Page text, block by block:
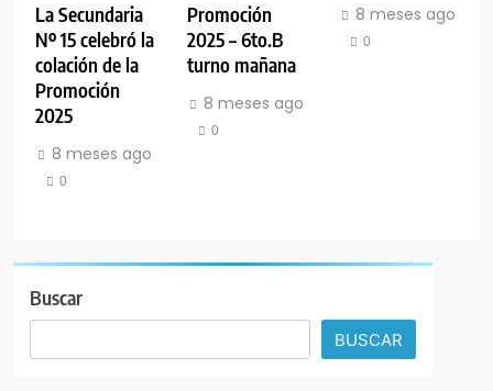
La Secundaria
Nº 15 celebró la
colación de la
Promoción
2025
8 meses ago
0
Promoción
2025 – 6to.B
turno mañana
8 meses ago
0
8 meses ago
0
Buscar
BUSCAR